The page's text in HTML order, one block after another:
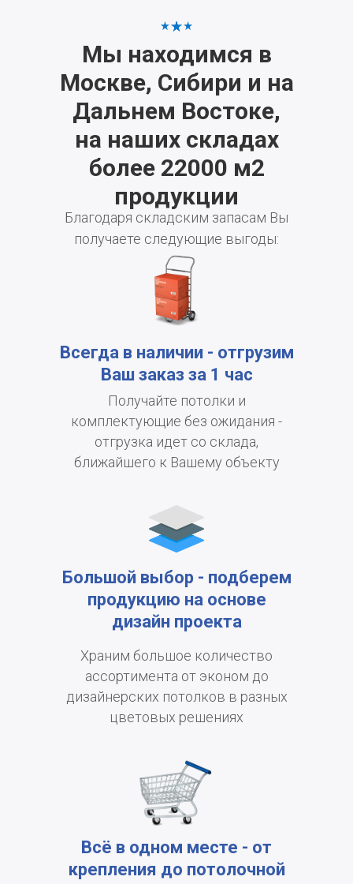
Мы находимся в
Москве, Сибири и на
Дальнем Востоке,
на наших складах
более 22000 м2
продукции
Благодаря складским запасам Вы
получаете следующие выгоды:
Всегда в наличии - отгрузим
Ваш заказ за 1 час
Получайте потолки и
комплектующие без ожидания -
отгрузка идет со склада,
ближайшего к Вашему объекту
Большой выбор - подберем
продукцию на основе
дизайн проекта
Храним большое количество
ассортимента от эконом до
дизайнерских потолков в разных
цветовых решениях
Всё в одном месте - от
крепления до потолочной